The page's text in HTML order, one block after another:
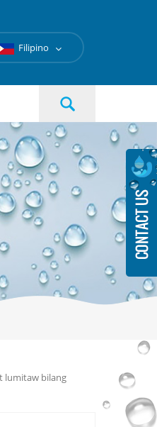
Filipino
lumitaw bilang